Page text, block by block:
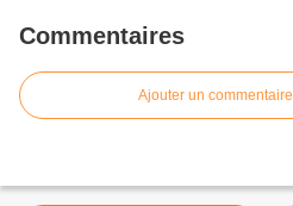
Commentaires
Ajouter un commentaire